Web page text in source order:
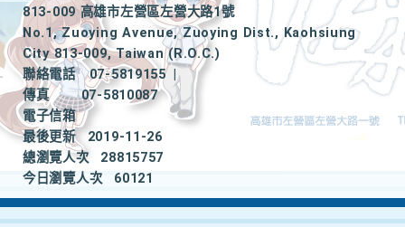
813-009 高雄市左營區左營大路1號
No.1, Zuoying Avenue, Zuoying Dist., Kaohsiung
City 813-009, Taiwan (R.O.C.)
聯絡電話
07-5819155
|
傳真
07-5810087
電子信箱
最後更新
2019-11-26
總瀏覽人次
28815757
今日瀏覽人次
60121